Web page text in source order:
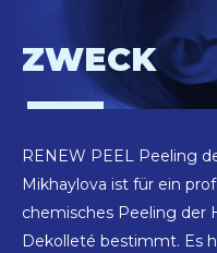
ZWECK
RENEW PEEL Peeling
Mikhaylova ist für ein
chemisches Peeling der
Dekolleté bestimmt. Es